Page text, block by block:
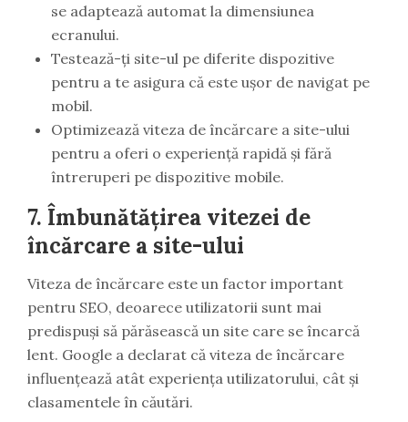
se adaptează automat la dimensiunea
ecranului.
Testează-ți site-ul pe diferite dispozitive
pentru a te asigura că este ușor de navigat pe
mobil.
Optimizează viteza de încărcare a site-ului
pentru a oferi o experiență rapidă și fără
întreruperi pe dispozitive mobile.
7. Îmbunătățirea vitezei de
încărcare a site-ului
Viteza de încărcare este un factor important
pentru SEO, deoarece utilizatorii sunt mai
predispuși să părăsească un site care se încarcă
lent. Google a declarat că viteza de încărcare
influențează atât experiența utilizatorului, cât și
clasamentele în căutări.